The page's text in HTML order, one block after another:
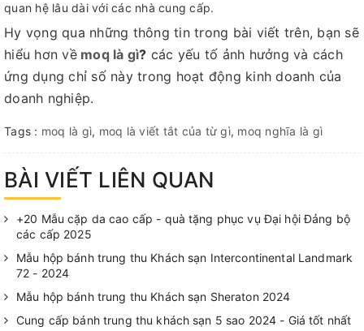
quan hệ lâu dài với các nhà cung cấp.
Hy vọng qua những thông tin trong bài viết trên, bạn sẽ
hiểu hơn về moq là gì? các yếu tố ảnh hưởng và cách
ứng dụng chỉ số này trong hoạt động kinh doanh của
doanh nghiệp.
Tags : moq là gì, moq là viết tắt của từ gì, moq nghĩa là gì
BÀI VIẾT LIÊN QUAN
+20 Mẫu cặp da cao cấp - quà tặng phục vụ Đại hội Đảng bộ
các cấp 2025
Mẫu hộp bánh trung thu Khách sạn Intercontinental Landmark
72 - 2024
Mẫu hộp bánh trung thu Khách sạn Sheraton 2024
Cung cấp bánh trung thu khách sạn 5 sao 2024 - Giá tốt nhất